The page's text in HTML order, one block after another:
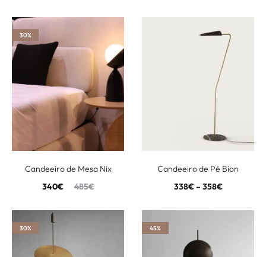
30%
Candeeiro de Mesa Nix
485€
340€
Candeeiro de Pé Bion
338€– 358€
30% 45%